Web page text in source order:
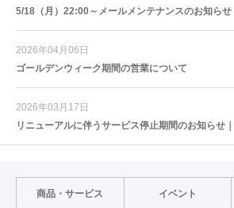
5/18（月）22:00～メールメンテナンスのお知らせ
2026年04月06日
ゴールデンウィーク期間の営業について
2026年03月17日
リニューアルに伴うサービス停止期間のお知らせ
商品・サービス イベント